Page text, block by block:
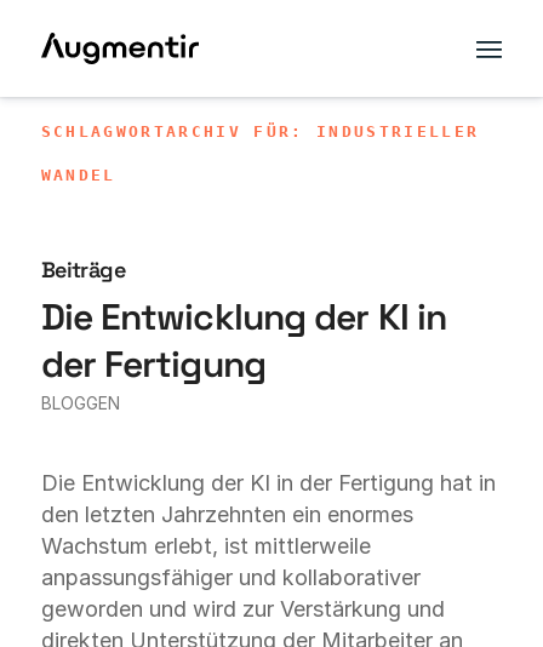
SCHLAGWORTARCHIV FÜR: INDUSTRIELLER
WANDEL
Beiträge
Die Entwicklung der KI in
der Fertigung
BLOGGEN
Die Entwicklung der KI in der Fertigung hat in
den letzten Jahrzehnten ein enormes
Wachstum erlebt, ist mittlerweile
anpassungsfähiger und kollaborativer
geworden und wird zur Verstärkung und
direkten Unterstützung der Mitarbeiter an